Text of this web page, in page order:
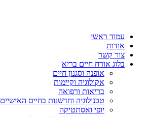
עמוד ראשי
אודות
צור קשר
בלוג אורח חיים בריא
אופנה וסגנון חיים
אקולוגיה וקיימות
בריאות ורפואה
טכנולוגיה וחדשנות בחיים האישיים
יופי ואסתטיקה